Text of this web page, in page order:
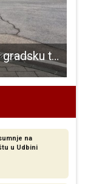
Gradonačelnik Starčević obišao gradsku tržnicu i nekoliko prometno kritičnih točaka
na
u Udbini